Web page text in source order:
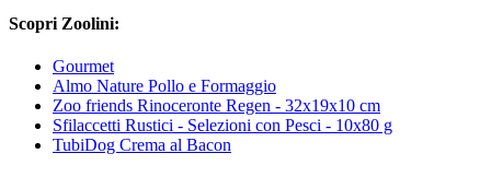
Scopri Zoolini:
Gourmet
Almo Nature Pollo e Formaggio
Zoo friends Rinoceronte Regen - 32x19x10 cm
Sfilaccetti Rustici - Selezioni con Pesci - 10x80 g
TubiDog Crema al Bacon